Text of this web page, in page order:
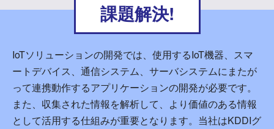
課題解決!
IoTソリューションの開発では、使用するIoT機器、スマ
ートデバイス、通信システム、サーバシステムにまたが
って連携動作するアプリケーションの開発が必要です。
また、収集された情報を解析して、より価値のある情報
として活用する仕組みが重要となります。当社はKDDIグ